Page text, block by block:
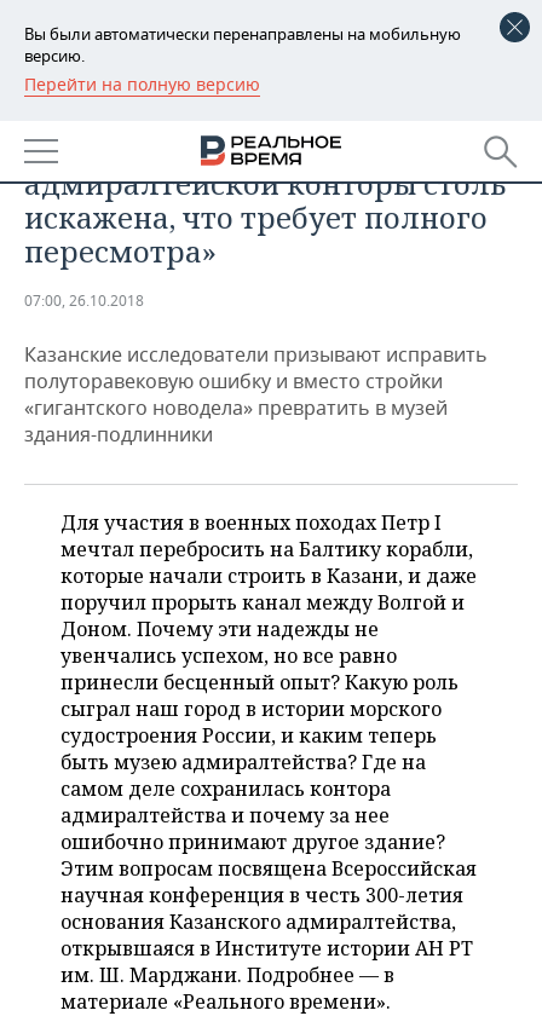
Вы были автоматически перенаправлены на мобильную
версию.
Перейти на полную версию
РЕГИОНЫ
БАШКОРТОСТАН
ТАТАРСТАН
УДМУРТИЯ
НОВОСТИ
АНАЛИТИКА
НОВОСТИ АНАЛИТИКИ
ДЕКЛАРАЦИИ О ДОХОДАХ
КОРОЛИ ГОСЗАКАЗА ПФО
ВУЗЫ ТАТАРСТАНА
ТАТАРСТАНА
ЭКОНОМИКА
НОВОСТИ ЭКОНОМИКИ
ФИНАНСЫ
БАНКИ
ИНВЕСТИЦИИ
ПРОМЫШЛЕННОСТЬ
НОВОСТИ
ПРОМЫШЛЕННОСТИ
АГРОПРОМ
НЕФТЕХИМИЯ
НЕФТЬ
ОПК
ЭНЕРГЕТИКА
НЕДВИЖИМОСТЬ
НОВОСТИ НЕДВИЖИМОСТИ
АВТО
НОВОСТИ БИЗНЕСА
РОЗНИЧНАЯ ТОРГОВЛЯ
ТРАНСПОРТ
УСЛУГИ
ТЕХНОЛОГИИ
НОВОСТИ ТЕХНОЛОГИЙ
МЕДИА
ТЕЛЕКОММУНИКАЦИИ
МЕРОПРИЯТИЯ
НОВОСТИ МЕРОПРИЯТИЙ
ВЫЕЗДНАЯ РЕДАКЦИЯ
БИЗНЕС-БРАНЧИ
ONLINE-КОНФЕРЕНЦИИ
ОТКРЫТАЯ ЛЕКЦИЯ
СПОРТ
НОВОСТИ СПОРТА
ФУТБОЛ
ХОККЕЙ
БАСКЕТБОЛ
ВОЛЕЙБОЛ
КИБЕРСПОРТ
ОБЩЕСТВО
НОВОСТИ ОБЩЕСТВА
ВЛАСТЬ
ИНФРАСТРУКТУРА
ИСТОРИЯ
КУЛЬТУРА
ФОТОГАЛЕРЕЯ
СЮЖЕТЫ
СПРАВОЧНИК
СПИСОК ПЕРСОН
СПИСОК КОМПАНИЙ
ПОЛНАЯ ВЕРСИЯ
«Биография Казанской
адмиралтейской конторы столь
искажена, что требует полного
пересмотра»
07:00, 26.10.2018
Казанские исследователи призывают исправить
полуторавековую ошибку и вместо стройки
«гигантского новодела» превратить в музей
здания-подлинники
Для участия в военных походах Петр I
мечтал перебросить на Балтику корабли,
которые начали строить в Казани, и даже
поручил прорыть канал между Волгой и
Доном. Почему эти надежды не
увенчались успехом, но все равно
принесли бесценный опыт? Какую роль
сыграл наш город в истории морского
судостроения России, и каким теперь
быть музею адмиралтейства? Где на
самом деле сохранилась контора
адмиралтейства и почему за нее
ошибочно принимают другое здание?
Этим вопросам посвящена Всероссийская
научная конференция в честь 300-летия
основания Казанского адмиралтейства,
открывшаяся в Институте истории АН РТ
им. Ш. Марджани. Подробнее — в
материале «Реального времени».